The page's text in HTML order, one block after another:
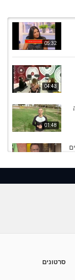
05:32
04:43
01:48
סרטונים